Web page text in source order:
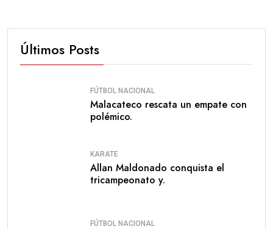
Últimos Posts
FÚTBOL NACIONAL
Malacateco rescata un empate con
polémico.
KARATE
Allan Maldonado conquista el
tricampeonato y.
FÚTBOL NACIONAL